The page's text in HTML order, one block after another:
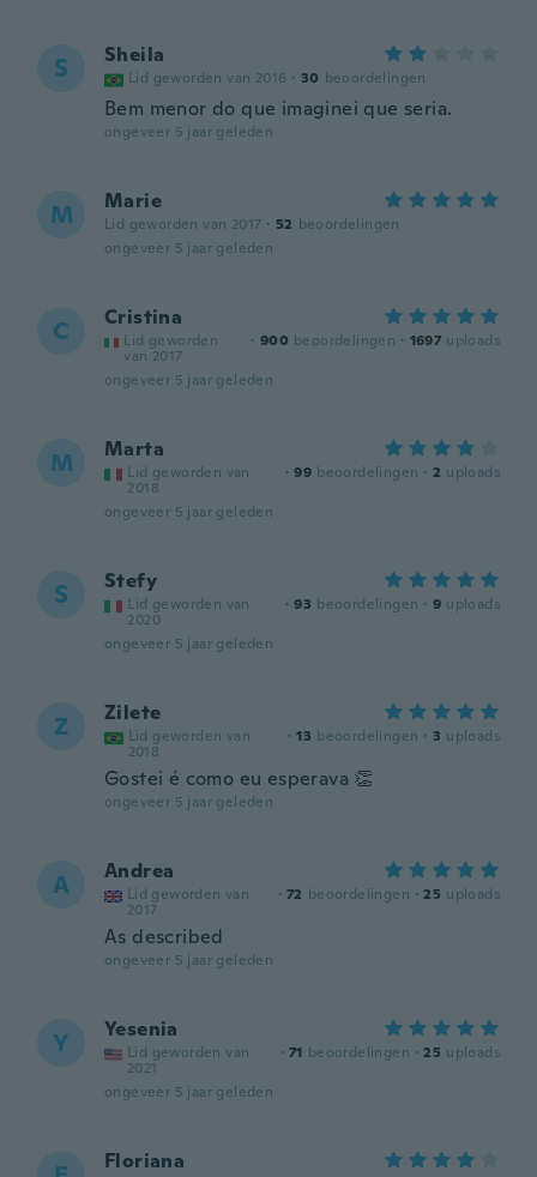
S Sheila
Lid geworden van 2016 · 30 beoordelingen
Bem menor do que imaginei que seria.
ongeveer 5 jaar geleden
M Marie
Lid geworden van 2017 · 52 beoordelingen
ongeveer 5 jaar geleden
C Cristina
Lid geworden
van 2017
· 900 beoordelingen · 1697 uploads
ongeveer 5 jaar geleden
M Marta
Lid geworden van
2018
· 99 beoordelingen · 2 uploads
ongeveer 5 jaar geleden
S Stefy
Lid geworden van
2020
· 93 beoordelingen · 9 uploads
ongeveer 5 jaar geleden
Z Zilete
Lid geworden van
2018
· 13 beoordelingen · 3 uploads
Gostei é como eu esperava 👏
ongeveer 5 jaar geleden
A Andrea
Lid geworden van
2017
· 72 beoordelingen · 25 uploads
As described
ongeveer 5 jaar geleden
Y Yesenia
Lid geworden van
2021
· 71 beoordelingen · 25 uploads
ongeveer 5 jaar geleden
Floriana